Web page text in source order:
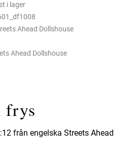
i lager
Ahead Dollshouse
Ahead Dollshouse
frys
från engelska Streets Ahead